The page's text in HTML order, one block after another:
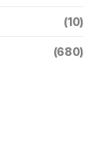
(10)
(680)